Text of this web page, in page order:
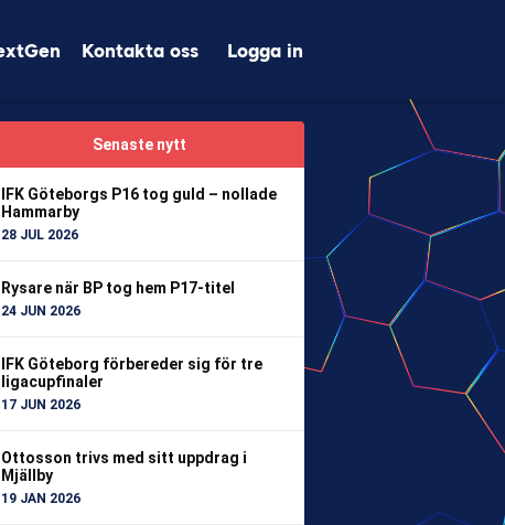
Kontakta oss Logga in
Senaste nytt
IFK Göteborgs P16 tog guld – nollade
Hammarby
28 JUL 2026
Rysare när BP tog hem P17-titel
24 JUN 2026
IFK Göteborg förbereder sig för tre
ligacupfinaler
17 JUN 2026
Ottosson trivs med sitt uppdrag i
Mjällby
19 JAN 2026